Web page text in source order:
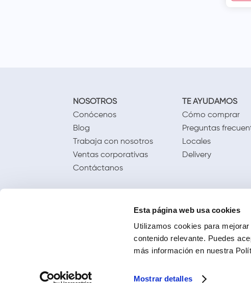
Esta página web usa cookies
Utilizamos cookies para
contenido relevante. Puedes
más información en nuestra
Mostrar detalles
NOSOTROS
Conócenos
Blog
Trabaja con nosotros
Ventas corporativas
Contáctanos
TE AYUDAMOS
Cómo comprar
Preguntas
Locales
Delivery